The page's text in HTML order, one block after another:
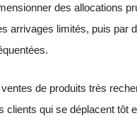
des allocations
arrivages limités, puis par
de produits très
clients qui se déplacent tôt